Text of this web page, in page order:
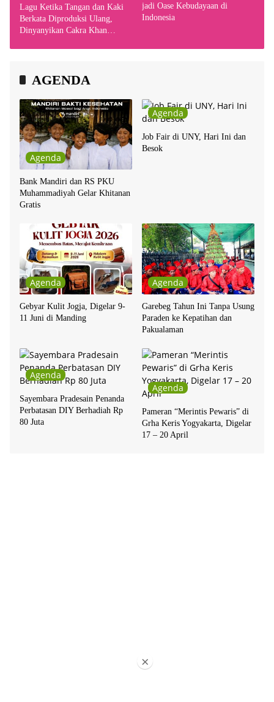
Lagu Ketika Tangan dan Kaki
Berkata Diproduksi Ulang,
Dinyanyikan Cakra Khan
jadi Oase Kebudayaan di
Indonesia
AGENDA
Agenda
Bank Mandiri dan RS PKU
Muhammadiyah Gelar Khitanan
Gratis
Agenda
Job Fair di UNY, Hari Ini dan
Besok
Agenda
Gebyar Kulit Jogja, Digelar 9-
11 Juni di Manding
Agenda
Garebeg Tahun Ini Tanpa Usung
Paraden ke Kepatihan dan
Pakualaman
Agenda
Sayembara Pradesain Penanda
Perbatasan DIY Berhadiah Rp
80 Juta
Agenda
Pameran “Merintis Pewaris” di
Grha Keris Yogyakarta, Digelar
17 – 20 April
×